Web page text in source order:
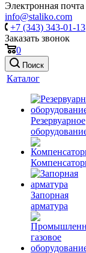
Электронная почта
info@staliko.com
+7 (343) 343-01-13
Заказать звонок
0
Поиск
Каталог
Резервуарное
Запорная
арматура